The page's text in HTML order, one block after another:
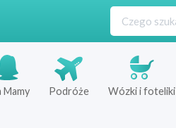
Mamy Podróże Wózki i foteliki